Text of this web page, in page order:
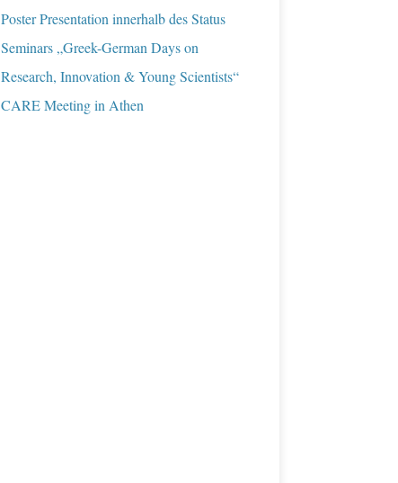
Poster Presentation innerhalb des Status
Seminars „Greek-German Days on
Research, Innovation & Young Scientists“
CARE Meeting in Athen